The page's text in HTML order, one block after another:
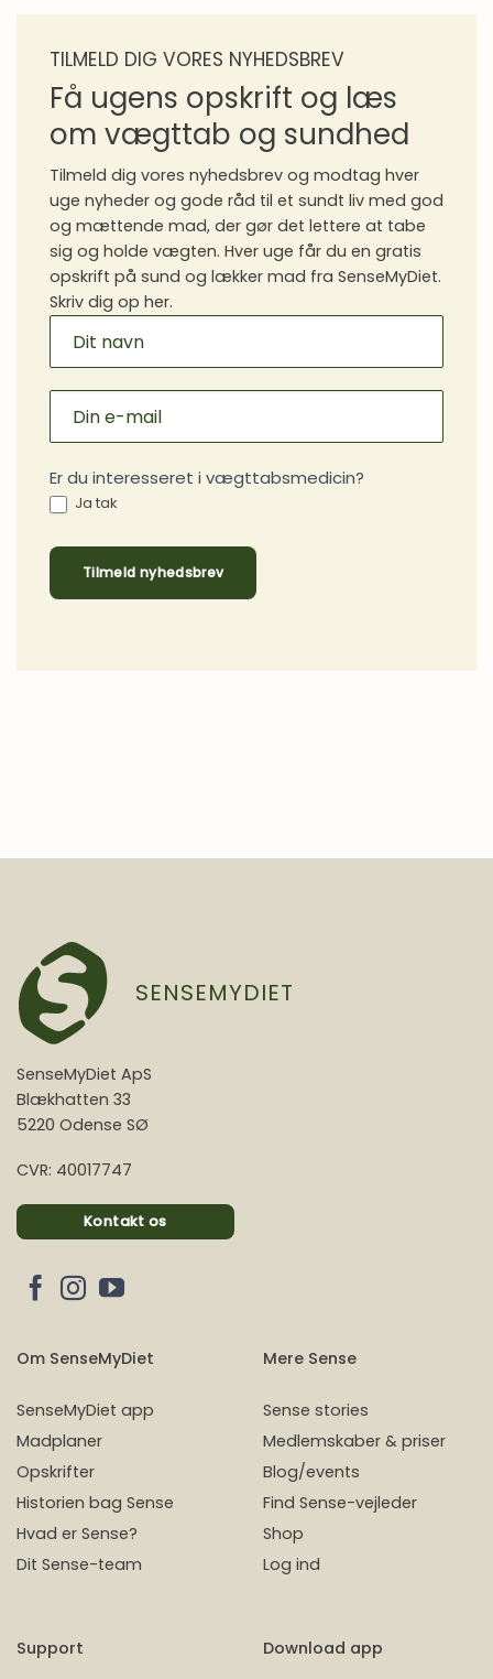
Spørgeforum
Sundhed
Vægttab
Vægttabsmedicin
Vaner
TILMELD DIG VORES NYHEDSBREV
Få ugens opskrift og læs
om vægttab og sundhed
Tilmeld dig vores nyhedsbrev og modtag hver
uge nyheder og gode råd til et sundt liv med god
og mættende mad, der gør det lettere at tabe
sig og holde vægten. Hver uge får du en gratis
opskrift på sund og lækker mad fra SenseMyDiet.
Skriv dig op her.
SIGNUP
Er du interesseret i vægttabsmedicin?
Ja tak
Tilmeld nyhedsbrev
SENSEMYDIET
SenseMyDiet ApS
Blækhatten 33
5220 Odense SØ
CVR: 40017747
Kontakt os
Om SenseMyDiet
SenseMyDiet app
Madplaner
Opskrifter
Historien bag Sense
Hvad er Sense?
Dit Sense-team
Mere Sense
Sense stories
Medlemskaber & priser
Blog/events
Find Sense-vejleder
Shop
Log ind
Support Download app